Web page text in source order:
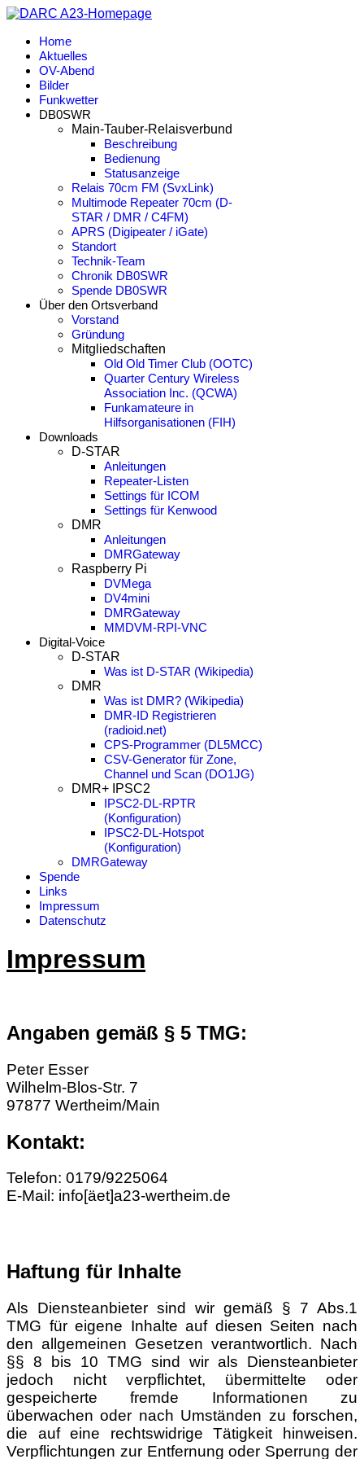
Home
Aktuelles
OV-Abend
Bilder
Funkwetter
DB0SWR
Main-Tauber-Relaisverbund
Beschreibung
Bedienung
Statusanzeige
Relais 70cm FM (SvxLink)
Multimode Repeater 70cm (D-
STAR / DMR / C4FM)
APRS (Digipeater / iGate)
Standort
Technik-Team
Chronik DB0SWR
Spende DB0SWR
Über den Ortsverband
Vorstand
Gründung
Mitgliedschaften
Old Old Timer Club (OOTC)
Quarter Century Wireless
Association Inc. (QCWA)
Funkamateure in
Hilfsorganisationen (FIH)
Downloads
D-STAR
Anleitungen
Repeater-Listen
Settings für ICOM
Settings für Kenwood
DMR
Anleitungen
DMRGateway
Raspberry Pi
DVMega
DV4mini
DMRGateway
MMDVM-RPI-VNC
Digital-Voice
D-STAR
Was ist D-STAR (Wikipedia)
DMR
Was ist DMR? (Wikipedia)
DMR-ID Registrieren
(radioid.net)
CPS-Programmer (DL5MCC)
CSV-Generator für Zone,
Channel und Scan (DO1JG)
DMR+ IPSC2
IPSC2-DL-RPTR
(Konfiguration)
IPSC2-DL-Hotspot
(Konfiguration)
DMRGateway
Spende
Links
Impressum
Datenschutz
Impressum
Angaben gemäß § 5 TMG:
Peter Esser
Wilhelm-Blos-Str. 7
97877 Wertheim/Main
Kontakt:
Telefon: 0179/9225064
E-Mail: info[äet]a23-wertheim.de
Haftung für Inhalte
Als Diensteanbieter sind wir gemäß § 7 Abs.1
TMG für eigene Inhalte auf diesen Seiten nach
den allgemeinen Gesetzen verantwortlich. Nach
§§ 8 bis 10 TMG sind wir als Diensteanbieter
jedoch nicht verpflichtet, übermittelte oder
gespeicherte fremde Informationen zu
überwachen oder nach Umständen zu forschen,
die auf eine rechtswidrige Tätigkeit hinweisen.
Verpflichtungen zur Entfernung oder Sperrung der